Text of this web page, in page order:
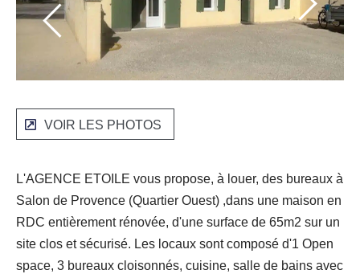
VOIR LES PHOTOS
L'AGENCE ETOILE vous propose, à louer, des bureaux à
Salon de Provence (Quartier Ouest) ,dans une maison en
RDC entièrement rénovée, d'une surface de 65m2 sur un
site clos et sécurisé. Les locaux sont composé d'1 Open
space, 3 bureaux cloisonnés, cuisine, salle de bains avec